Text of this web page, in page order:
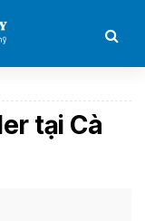
tại Cà